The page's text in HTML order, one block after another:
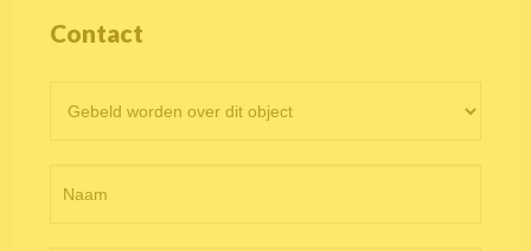
Contact
objectpagina